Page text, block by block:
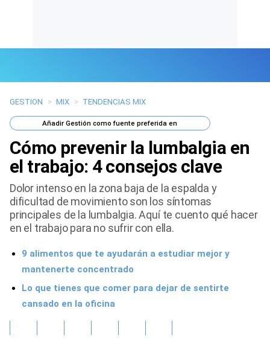
Últimas Noticias
Mi Bolsillo
Respuestas
Gente
Vida Laboral
Sports
GESTION > MIX > TENDENCIAS MIX
AñadirGestión como fuente preferida en
Cómo prevenir la lumbalgia en
el trabajo: 4 consejos clave
Dolor intenso en la zona baja de la espalda y
dificultad de movimiento son los síntomas
principales de la lumbalgia. Aquí te cuento qué hacer
en el trabajo para no sufrir con ella.
9 alimentos que te ayudarán a estudiar mejor y
mantenerte concentrado
Lo que tienes que comer para dejar de sentirte
cansado en la oficina